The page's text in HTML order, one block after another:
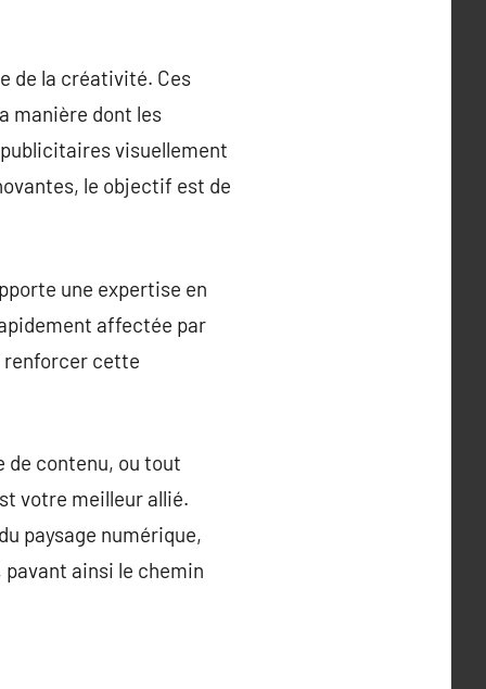
de la créativité. Ces
manière dont les
visuellement
le objectif est de
une expertise en
affectée par
renforcer cette
de contenu, ou tout
votre meilleur allié.
paysage numérique,
ainsi le chemin